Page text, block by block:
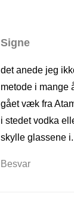
Signe
det anede jeg
metode i mange
gået væk fra
i stedet vodka
skylle glassene i.
Besvar